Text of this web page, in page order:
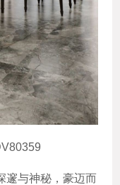
与神秘，豪迈而